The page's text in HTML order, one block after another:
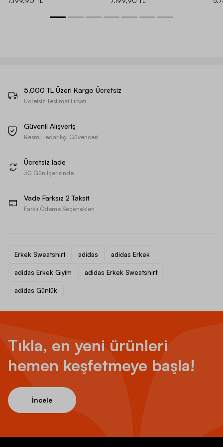
5.000 TL Üzeri Kargo Ücretsiz
Ücretsiz Teslimat Fırsatı
Güvenli Alışveriş
Resmi Tedarikçi Güvencesi
Ücretsiz İade
30 Gün İçerisinde
Vade Farksız 2 Taksit
Farklı Ödeme Seçenekleri
Erkek Sweatshirt adidas adidas Erkek
adidas Erkek Giyim adidas Erkek Sweatshirt
adidas Günlük
Tıkla, en yeni ürünleri
hemen keşfetmeye başla!
İncele